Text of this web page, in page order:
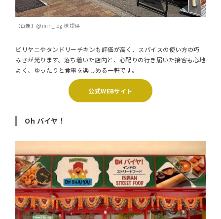
【画像】@miri_log 様 提供
ビリヤニやタンドリーチキンも評価が高く、スパイスの使い方の巧
みさが光ります。落ち着いた店内と、心配りの行き届いた接客も心地
よく、ゆったりと食事を楽しめる一軒です。
公式WEBサイト
Oh バイヤ！